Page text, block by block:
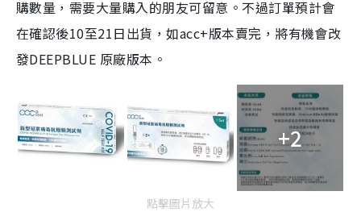
購數量，需要大量購入的朋友可留意。不過訂單預計會
在確認後10至21日出貨，如acc+版本賣完，將有機會改
發DEEPBLUE 原廠版本。
+2
點擊圖片放大